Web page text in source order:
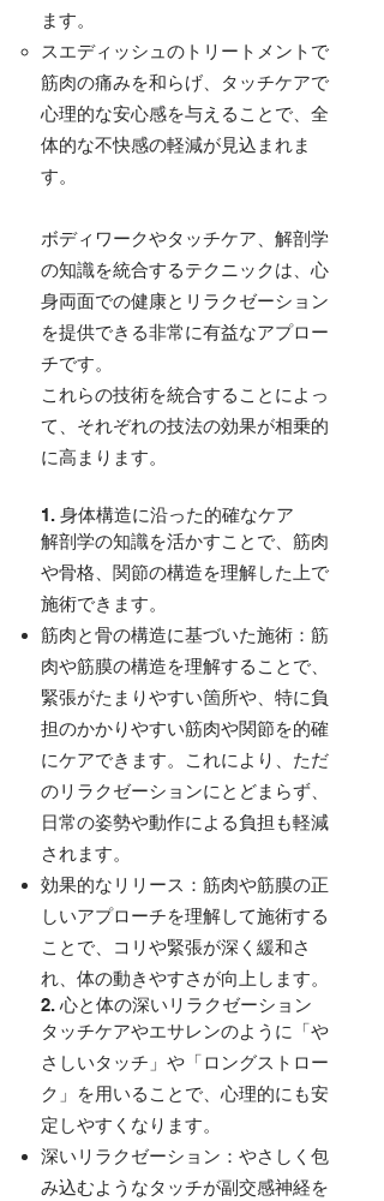
ます。
スエディッシュのトリートメントで
筋肉の痛みを和らげ、タッチケアで
心理的な安心感を与えることで、全
体的な不快感の軽減が見込まれま
す。
ボディワークやタッチケア、解剖学
の知識を統合するテクニックは、心
身両面での健康とリラクゼーション
を提供できる非常に有益なアプロー
チです。
これらの技術を統合することによっ
て、それぞれの技法の効果が相乗的
に高まります。
1. 身体構造に沿った的確なケア
解剖学の知識を活かすことで、筋肉
や骨格、関節の構造を理解した上で
施術できます。
筋肉と骨の構造に基づいた施術：筋
肉や筋膜の構造を理解することで、
緊張がたまりやすい箇所や、特に負
担のかかりやすい筋肉や関節を的確
にケアできます。これにより、ただ
のリラクゼーションにとどまらず、
日常の姿勢や動作による負担も軽減
されます。
効果的なリリース：筋肉や筋膜の正
しいアプローチを理解して施術する
ことで、コリや緊張が深く緩和さ
れ、体の動きやすさが向上します。
2. 心と体の深いリラクゼーション
タッチケアやエサレンのように「や
さしいタッチ」や「ロングストロー
ク」を用いることで、心理的にも安
定しやすくなります。
深いリラクゼーション：やさしく包
み込むようなタッチが副交感神経を